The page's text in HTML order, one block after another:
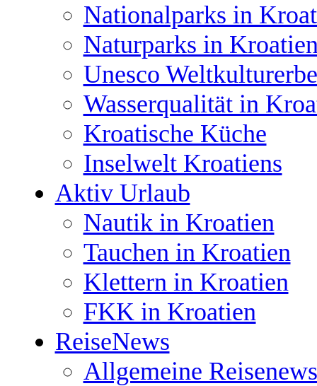
Nationalparks in
Naturparks in
Unesco
Wasserqualität in
Kroatische Küche
Inselwelt Kroatiens
Aktiv Urlaub
Nautik in Kroatien
Tauchen in Kroatien
Klettern in Kroatien
FKK in Kroatien
ReiseNews
Allgemeine